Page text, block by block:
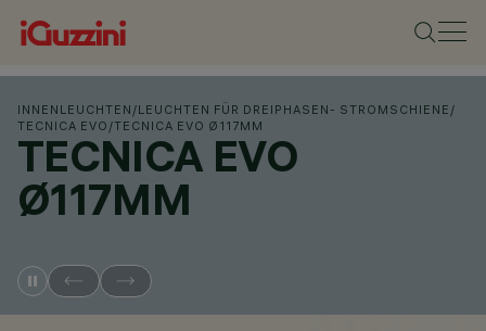
INNENLEUCHTEN /LEUCHTEN FÜR DREIPHASEN- STROMSCHIENE /
TECNICA EVO /TECNICA EVO Ø117MM
TECNICA EVO
Ø117MM